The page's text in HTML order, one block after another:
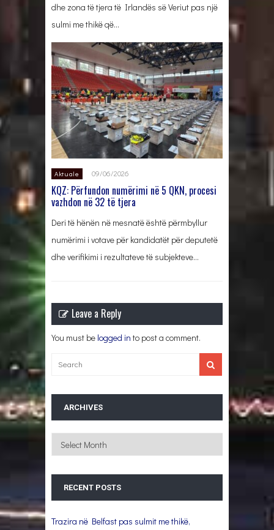
dhe zona të tjera të Irlandës së Veriut pas një
sulmi me thikë që…
Aktuale 09/06/2026
KQZ: Përfundon numërimi në 5 QKN, procesi
vazhdon në 32 të tjera
Deri të hënën në mesnatë është përmbyllur
numërimi i votave për kandidatët për deputetë
dhe verifikimi i rezultateve të subjekteve…
Leave a Reply
You must be logged in to post a comment.
ARCHIVES
Archives
RECENT POSTS
Trazira në Belfast pas sulmit me thikë,